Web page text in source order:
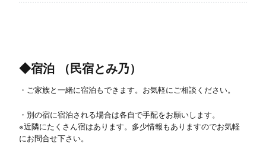
◆宿泊 （民宿とみ乃）
・ご家族と一緒に宿泊もできます。お気軽にご相談ください。
・別の宿に宿泊される場合は各自で手配をお願いします。
※近隣にたくさん宿はあります。多少情報もありますのでお気軽
にお問合せ下さい。